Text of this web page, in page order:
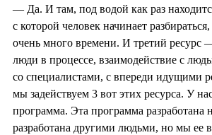
— Да. И там, под водой как раз
с которой человек начинает
очень много времени. И третий ресурс
люди в процессе, взаимодействие с
со специалистами, с впереди идущими
мы задействуем 3 вот этих ресурса. У
программа. Эта программа разработана
разработана другими людьми, но мы ее